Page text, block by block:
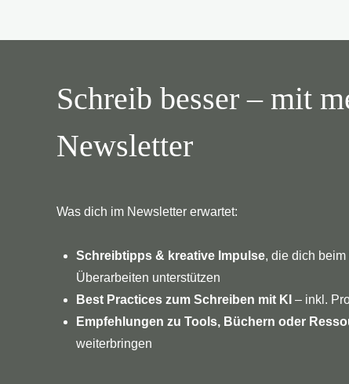
Schreib besser – mit
Newsletter
Was dich im Newsletter erwartet:
Schreibtipps & kreative Impulse, die dich
Überarbeiten unterstützen
Best Practices zum Schreiben mit KI – inkl.
Empfehlungen zu Tools, Büchern oder
weiterbringen